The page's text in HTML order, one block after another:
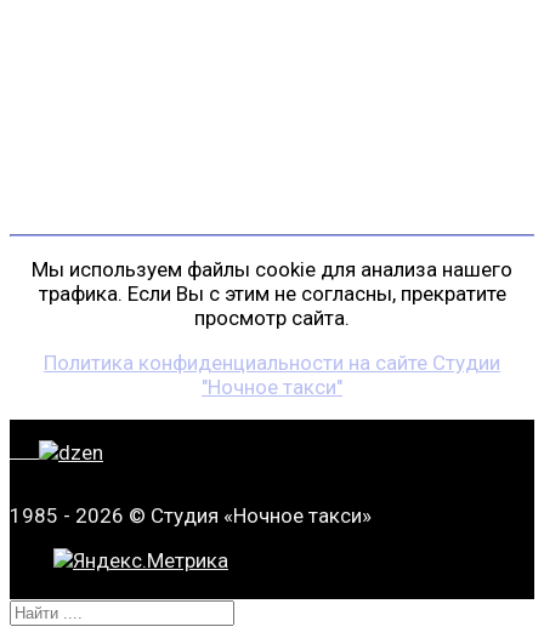
Мы используем файлы cookie для анализа нашего
трафика. Если Вы с этим не согласны, прекратите
просмотр сайта.
Политика конфиденциальности на сайте Студии
"Ночное такси"
1985 - 2026 © Студия «Ночное такси»